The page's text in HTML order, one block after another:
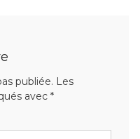
publiée. Les
avec *